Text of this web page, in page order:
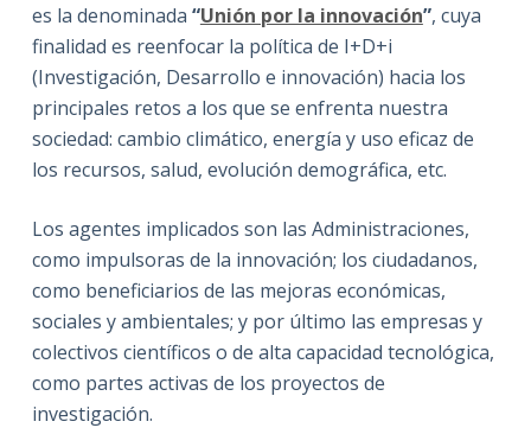
es la denominada “Unión por la innovación”, cuya
finalidad es reenfocar la política de I+D+i
(Investigación, Desarrollo e innovación) hacia los
principales retos a los que se enfrenta nuestra
sociedad: cambio climático, energía y uso eficaz de
los recursos, salud, evolución demográfica, etc.
Los agentes implicados son las Administraciones,
como impulsoras de la innovación; los ciudadanos,
como beneficiarios de las mejoras económicas,
sociales y ambientales; y por último las empresas y
colectivos científicos o de alta capacidad tecnológica,
como partes activas de los proyectos de
investigación.